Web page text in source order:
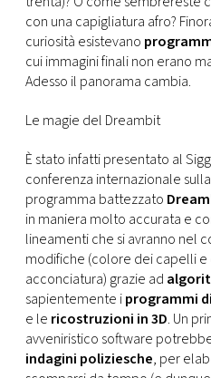
CONSIGLIA
con una capigliatura afro?
curiosità esistevano
cui immagini finali non erano
Adesso il panorama cambia.
Le magie del Dreambit
È stato infatti presentato al
conferenza internazionale sulla
programma battezzato
in maniera molto accurata e
lineamenti che si avranno nel
modifiche (colore dei capelli e
acconciatura) grazie ad
sapientemente iprogrammi
e le ricostruzioni in 3D. Un
avveniristico software
indagini poliziesche, per